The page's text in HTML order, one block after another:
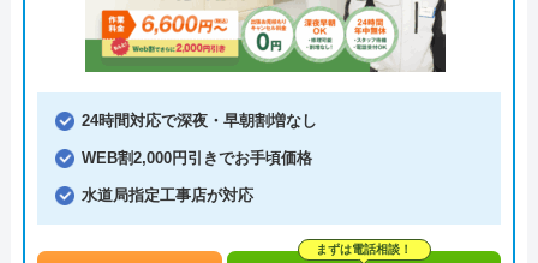
24時間対応で深夜・早朝割増なし
WEB割2,000円引きでお手頃価格
水道局指定工事店が対応
まずは電話相談！